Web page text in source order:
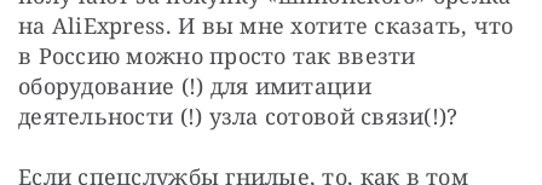
на AliExpress. И вы мне хотите сказать, что
в Россию можно просто так ввезти
оборудование (!) для имитации
деятельности (!) узла сотовой связи(!)?
Если спецслужбы гнилые, то, как в том